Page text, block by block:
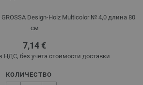
Design-Holz Multicolor № 4,0 длина 80
см
7,14 €
НДС, без учета стоимости доставки
КОЛИЧЕСТВО